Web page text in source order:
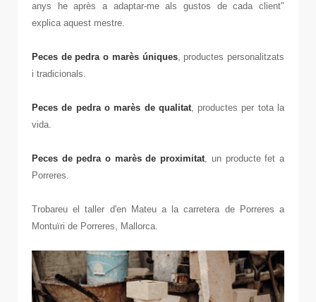
anys he après a adaptar-me als gustos de cada client"
explica aquest mestre.
Peces de pedra o marès úniques, productes personalitzats
i tradicionals.
Peces de pedra o marès de qualitat, productes per tota la
vida.
Peces de pedra o marès de proximitat, un producte fet a
Porreres.
Trobareu el taller d'en Mateu a la carretera de Porreres a
Montuïri de Porreres, Mallorca.